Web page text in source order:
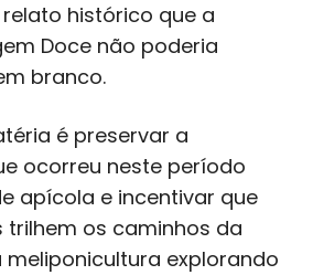
histórico que a
Doce não poderia
branco.
é preservar a
ocorreu neste período
apícola e incentivar que
trilhem os caminhos da
explorando